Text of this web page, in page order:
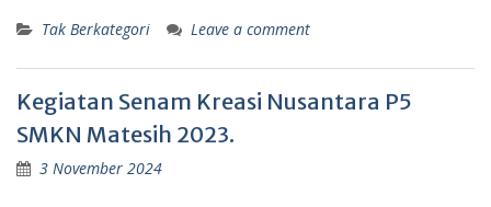
Tak Berkategori Leave a comment
Kegiatan Senam Kreasi Nusantara P5
SMKN Matesih 2023.
3 November 2024